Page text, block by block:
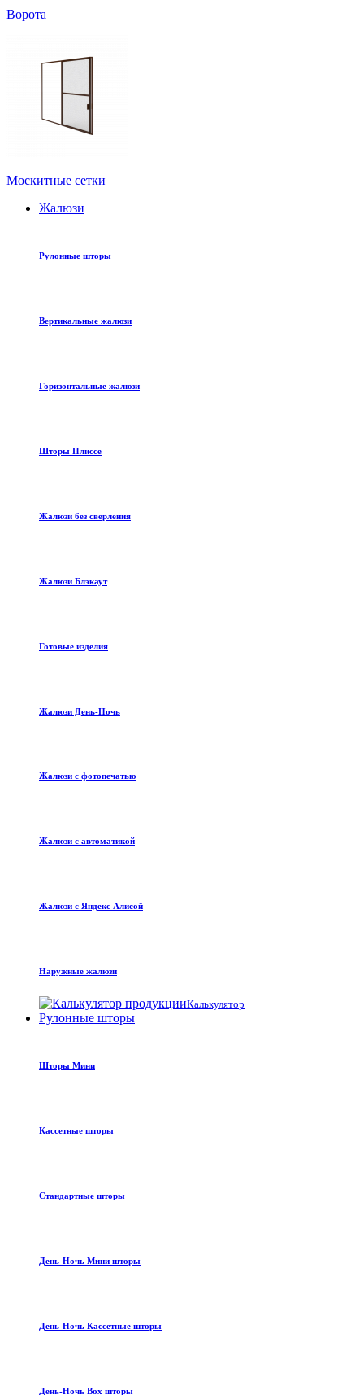
Ворота
Москитные сетки
Жалюзи
Рулонные шторы
Вертикальные жалюзи
Горизонтальные жалюзи
Шторы Плиссе
Жалюзи без сверления
Жалюзи Блэкаут
Готовые изделия
Жалюзи День-Ночь
Жалюзи с фотопечатью
Жалюзи с автоматикой
Жалюзи с Яндекс Алисой
Наружные жалюзи
Калькулятор
Рулонные шторы
Шторы Мини
Кассетные шторы
Стандартные шторы
День-Ночь Мини шторы
День-Ночь Кассетные шторы
День-Ночь Box шторы